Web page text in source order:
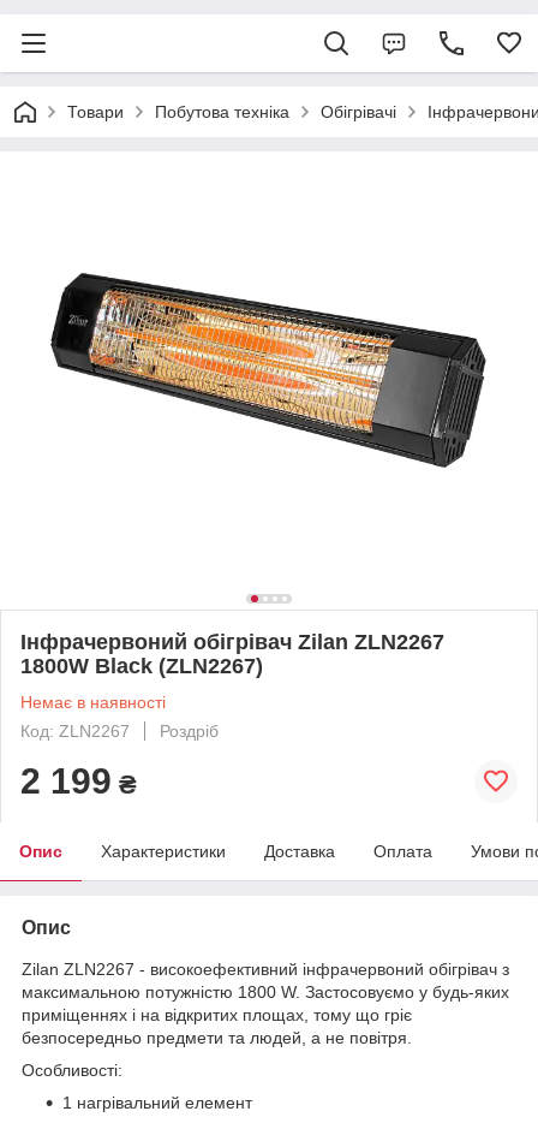
Товари Побутова техніка Обігрівачі
Інфрачервоний обігрівач Zilan ZLN2267
1800W Black (ZLN2267)
Немає в наявності
Код: ZLN2267
Роздріб
2 199 ₴
Опис Характеристики Доставка Оплата Умови
Опис
Zilan ZLN2267 - високоефективний інфрачервоний обігрівач з
максимальною потужністю 1800 W. Застосовуємо у будь-яких
приміщеннях і на відкритих площах, тому що гріє
безпосередньо предмети та людей, а не повітря.
Особливості:
1 нагрівальний елемент